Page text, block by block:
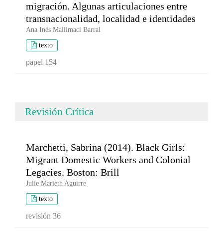
migración. Algunas articulaciones entre
transnacionalidad, localidad e identidades
Ana Inés Mallimaci Barral
texto
papel 154
Revisión Crítica
Marchetti, Sabrina (2014). Black Girls:
Migrant Domestic Workers and Colonial
Legacies. Boston: Brill
Julie Marieth Aguirre
texto
revisión 36